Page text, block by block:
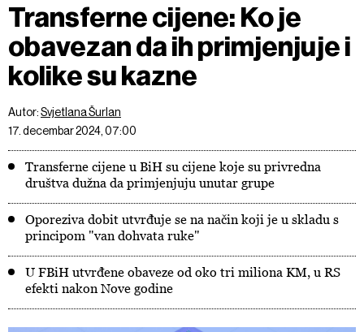
Transferne cijene: Ko je
obavezan da ih primjenjuje i
kolike su kazne
Autor:Svjetlana Šurlan
17. decembar 2024, 07:00
Transferne cijene u BiH su cijene koje su privredna
društva dužna da primjenjuju unutar grupe
Oporeziva dobit utvrđuje se na način koji je u skladu s
principom "van dohvata ruke"
U FBiH utvrđene obaveze od oko tri miliona KM, u RS
efekti nakon Nove godine